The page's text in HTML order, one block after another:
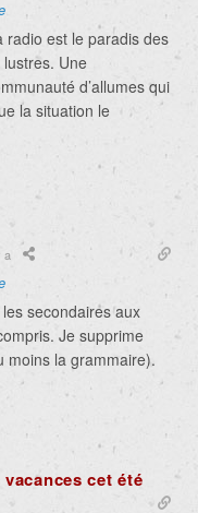
radio est le paradis des
Une
d’allumes qui
la situation le
a
secondaires aux
Je supprime
moins la grammaire).
cet été